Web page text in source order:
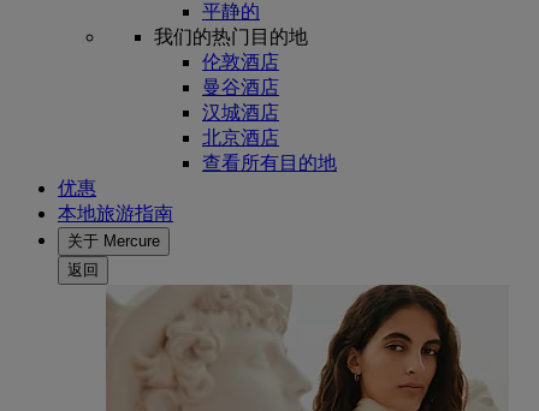
平静的
我们的热门目的地
伦敦酒店
曼谷酒店
汉城酒店
北京酒店
查看所有目的地
优惠
本地旅游指南
关于 Mercure
返回